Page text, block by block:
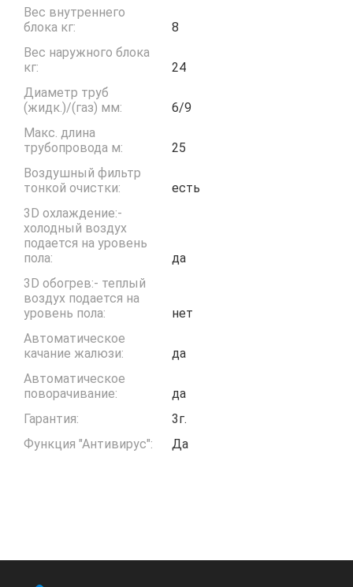
Вес внутреннего
блока кг:
8
Вес наружного блока
кг:
24
Диаметр труб
(жидк.)/(газ) мм:
6/9
Макс. длина
трубопровода м:
25
Воздушный фильтр
тонкой очистки:
есть
3D охлаждение:-
холодный воздух
подается на уровень
пола:
да
3D обогрев:- теплый
воздух подается на
уровень пола:
нет
Автоматическое
качание жалюзи:
да
Автоматическое
поворачивание:
да
Гарантия:
3г.
Функция "Антивирус":
Да